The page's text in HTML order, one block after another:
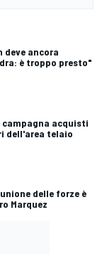
deve ancora
è troppo presto"
campagna acquisti
dell'area telaio
delle forze è
Marquez